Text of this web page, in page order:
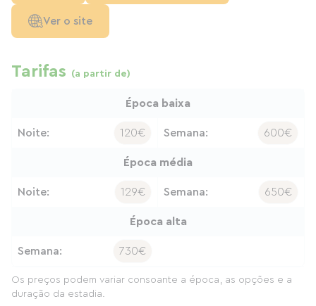
Ver o site
Tarifas (a partir de)
Época baixa
Noite: 120€ Semana: 600€
Época média
Noite: 129€ Semana: 650€
Época alta
Semana: 730€
Os preços podem variar consoante a época, as opções e a
duração da estadia.